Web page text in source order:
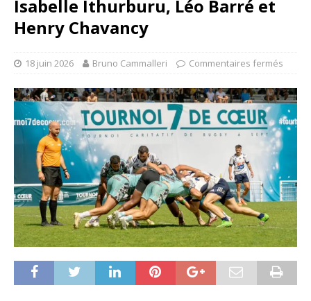
Isabelle Ithurburu, Léo Barré et
Henry Chavancy
18 juin 2026 Bruno Cammalleri Commentaires fermés